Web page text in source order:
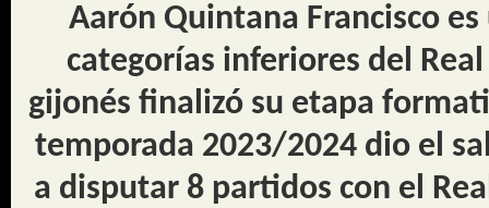
Aarón Quintana Francisco
categorías inferiores del
gijonés finalizó su etapa
temporada 2023/2024 dio el
a disputar 8 partidos con el